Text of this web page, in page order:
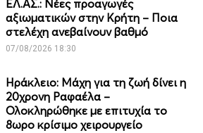
ΕΛ.ΑΣ.: Νέες προαγωγές
αξιωματικών στην Κρήτη – Ποια
στελέχη ανεβαίνουν βαθμό
07/08/2026 18:30
Ηράκλειο: Μάχη για τη ζωή δίνει η
20χρονη Ραφαέλα –
Ολοκληρώθηκε με επιτυχία το
8ωρο κρίσιμο χειρουργείο